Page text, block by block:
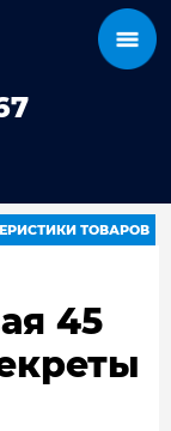
КАТАЛОГ
ТОВАРОВ
45